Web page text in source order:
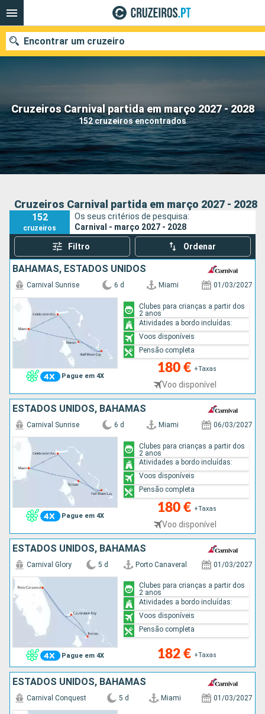
Cruzeiros Carnival partida em março 2027 - 2028
152 cruzeiros encontrados
Encontrar um cruzeiro
Quando ir?
Data de partida
Portos Companhias
Cruzeiros Carnival partida em março 2027 - 2028
152
cruzeiros
Os seus critérios de pesquisa:
Carnival - março 2027 - 2028
Filtro Ordenar
BAHAMAS, ESTADOS UNIDOS
Pague em 4X
Carnival Sunrise 6 d Miami 01/03/2027
180 € +Taxas
Voo disponível
Clubes para crianças a partir dos
2 anos
Atividades a bordo incluídas:
Voos disponíveis
Pensão completa
ESTADOS UNIDOS, BAHAMAS
Pague em 4X
Carnival Sunrise 6 d Miami 06/03/2027
180 € +Taxas
Voo disponível
Clubes para crianças a partir dos
2 anos
Atividades a bordo incluídas:
Voos disponíveis
Pensão completa
ESTADOS UNIDOS, BAHAMAS
Pague em 4X
Carnival Glory 5 d Porto Canaveral 01/03/2027
182 € +Taxas
Clubes para crianças a partir dos
2 anos
Atividades a bordo incluídas:
Voos disponíveis
Pensão completa
ESTADOS UNIDOS, BAHAMAS
Carnival Conquest 5 d Miami 01/03/2027